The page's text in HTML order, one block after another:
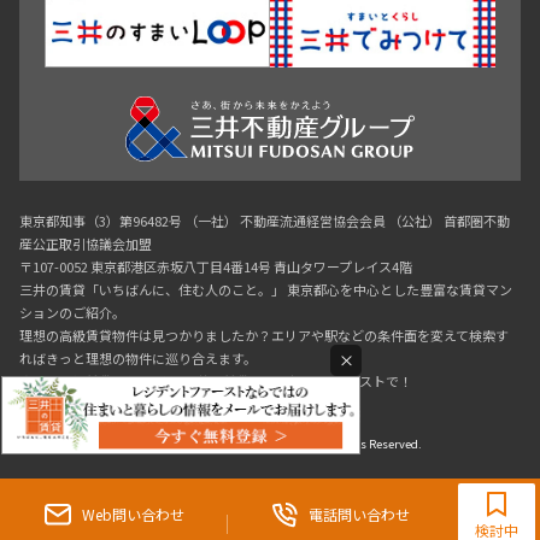
Web問い合わせ 電話問い合わせ
0120-321-719
9:30~18:00（水曜定休）
検討中
東京都知事（3）第96482号 （一社） 不動産流通経営協会会員 （公社） 首都圏不動
産公正取引協議会加盟
〒107-0052 東京都港区赤坂八丁目4番14号 青山タワープレイス4階
三井の賃貸「いちばんに、住む人のこと。」 東京都心を中心とした豊富な賃貸マン
ションのご紹介。
理想の高級賃貸物件は見つかりましたか？エリアや駅などの条件面を変えて検索す
ればきっと理想の物件に巡り合えます。
都心の高級賃貸物件探しは[三井の賃貸]レジデントファーストで！
Copyright © RESIDENT FIRST Co.,Ltd. All Rights Reserved.
×